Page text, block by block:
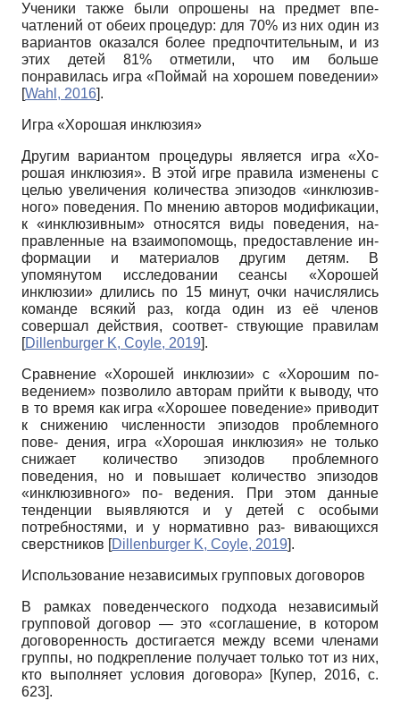
Ученики также были опрошены на предмет впе-
чатлений от обеих процедур: для 70% из них один из
вариантов оказался более предпочтительным, и из
этих детей 81% отметили, что им больше
понравилась игра «Поймай на хорошем поведении»
[Wahl, 2016].
Игра «Хорошая инклюзия»
Другим вариантом процедуры является игра «Хо-
рошая инклюзия». В этой игре правила изменены с
целью увеличения количества эпизодов «инклюзив-
ного» поведения. По мнению авторов модификации,
к «инклюзивным» относятся виды поведения, на-
правленные на взаимопомощь, предоставление ин-
формации и материалов другим детям. В
упомянутом исследовании сеансы «Хорошей
инклюзии» длились по 15 минут, очки начислялись
команде всякий раз, когда один из её членов
совершал действия, соответ- ствующие правилам
[Dillenburger K, Coyle, 2019].
Сравнение «Хорошей инклюзии» с «Хорошим по-
ведением» позволило авторам прийти к выводу, что
в то время как игра «Хорошее поведение» приводит
к снижению численности эпизодов проблемного
пове- дения, игра «Хорошая инклюзия» не только
снижает количество эпизодов проблемного
поведения, но и повышает количество эпизодов
«инклюзивного» по- ведения. При этом данные
тенденции выявляются и у детей с особыми
потребностями, и у нормативно раз- вивающихся
сверстников [Dillenburger K, Coyle, 2019].
Использование независимых групповых договоров
В рамках поведенческого подхода независимый
групповой договор — это «соглашение, в котором
договоренность достигается между всеми членами
группы, но подкрепление получает только тот из них,
кто выполняет условия договора» [Купер, 2016, c.
623].